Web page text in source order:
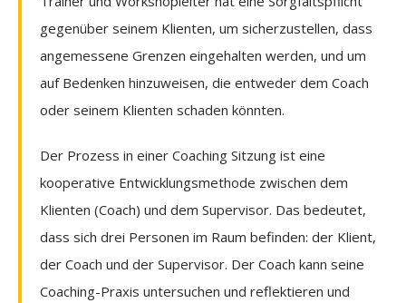
gegenüber seinem Klienten, um sicherzustellen, dass
angemessene Grenzen eingehalten werden, und um
auf Bedenken hinzuweisen, die entweder dem Coach
oder seinem Klienten schaden könnten.
Der Prozess in einer Coaching Sitzung ist eine
kooperative Entwicklungsmethode zwischen dem
Klienten (Coach) und dem Supervisor. Das bedeutet,
dass sich drei Personen im Raum befinden: der Klient,
der Coach und der Supervisor. Der Coach kann seine
Coaching-Praxis untersuchen und reflektieren und